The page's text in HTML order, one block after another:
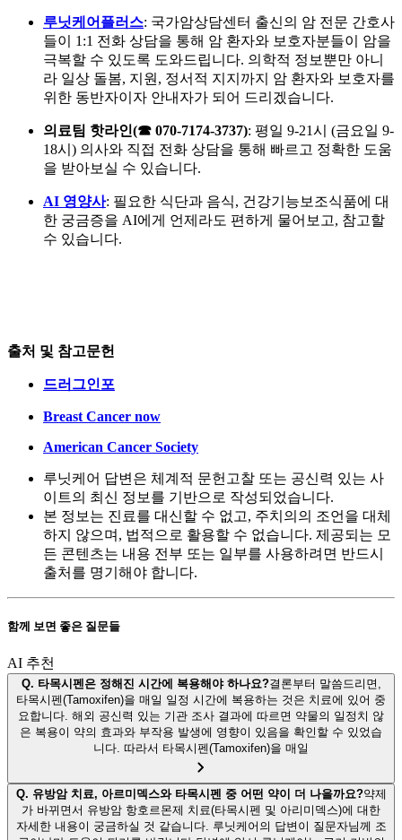
루닛케어플러스: 국가암상담센터 출신의 암 전문 간호사
들이 1:1 전화 상담을 통해 암 환자와 보호자분들이 암을
극복할 수 있도록 도와드립니다. 의학적 정보뿐만 아니
라 일상 돌봄, 지원, 정서적 지지까지 암 환자와 보호자를
위한 동반자이자 안내자가 되어 드리겠습니다.
의료팀 핫라인(☎ 070-7174-3737): 평일 9-21시 (금요일 9-
18시) 의사와 직접 전화 상담을 통해 빠르고 정확한 도움
을 받아보실 수 있습니다.
AI 영양사: 필요한 식단과 음식, 건강기능보조식품에 대
한 궁금증을 AI에게 언제라도 편하게 물어보고, 참고할
수 있습니다.
출처 및 참고문헌
드러그인포
Breast Cancer now
American Cancer Society
루닛케어 답변은 체계적 문헌고찰 또는 공신력 있는 사
이트의 최신 정보를 기반으로 작성되었습니다.
본 정보는 진료를 대신할 수 없고, 주치의의 조언을 대체
하지 않으며, 법적으로 활용할 수 없습니다. 제공되는 모
든 콘텐츠는 내용 전부 또는 일부를 사용하려면 반드시
출처를 명기해야 합니다.
함께 보면 좋은 질문들
AI 추천
Q. 타목시펜은 정해진 시간에 복용해야 하나요?결론부터 말씀드리면,
타목시펜(Tamoxifen)을 매일 일정 시간에 복용하는 것은 치료에 있어 중
요합니다. 해외 공신력 있는 기관 조사 결과에 따르면 약물의 일정치 않
은 복용이 약의 효과와 부작용 발생에 영향이 있음을 확인할 수 있었습
니다. 따라서 타목시펜(Tamoxifen)을 매일
Q. 유방암 치료, 아르미덱스와 타목시펜 중 어떤 약이 더 나을까요?약제
가 바뀌면서 유방암 항호르몬제 치료(타목시펜 및 아리미덱스)에 대한
자세한 내용이 궁금하실 것 같습니다. 루닛케어의 답변이 질문자님께 조